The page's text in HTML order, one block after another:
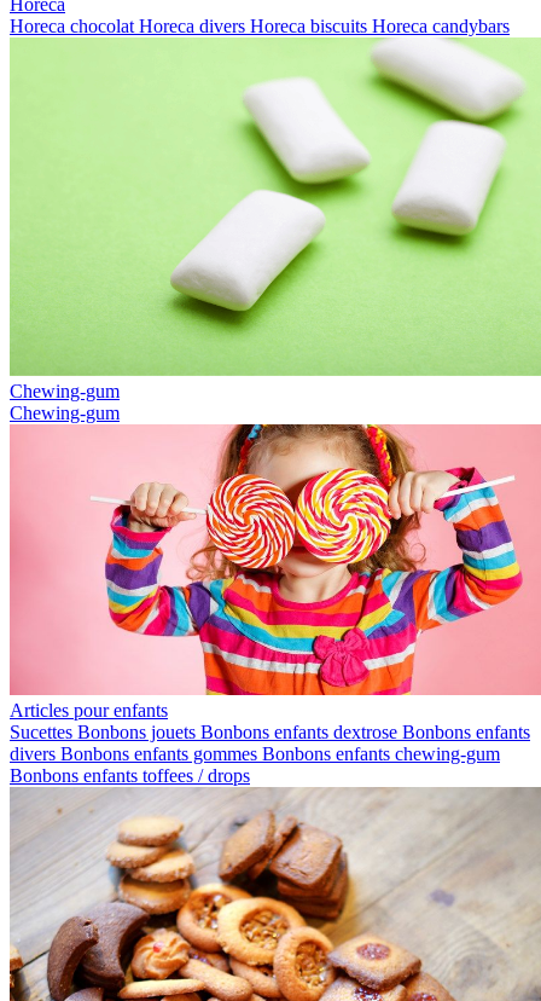
Horeca
Horeca chocolat Horeca divers Horeca biscuits Horeca candybars
Chewing-gum
Chewing-gum
Articles pour enfants
Sucettes Bonbons jouets Bonbons enfants dextrose Bonbons enfants
divers Bonbons enfants gommes Bonbons enfants chewing-gum
Bonbons enfants toffees / drops